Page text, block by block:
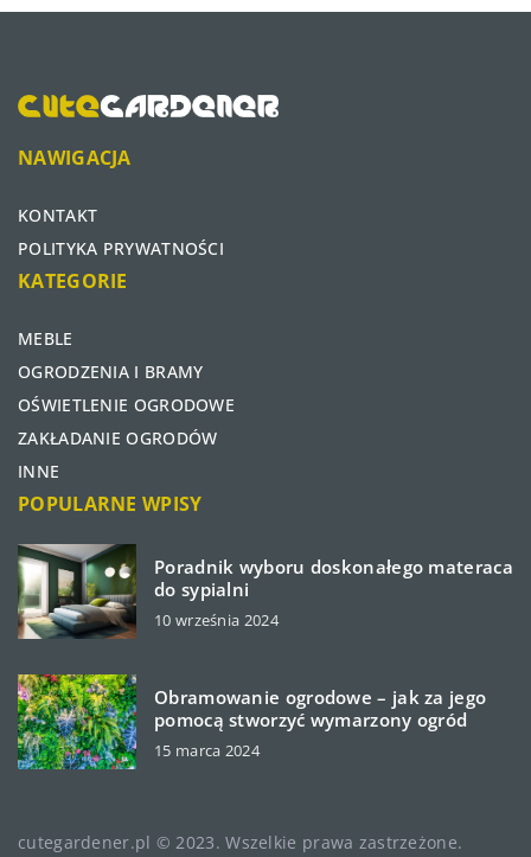
NAWIGACJA
KONTAKT
POLITYKA PRYWATNOŚCI
KATEGORIE
MEBLE
OGRODZENIA I BRAMY
OŚWIETLENIE OGRODOWE
ZAKŁADANIE OGRODÓW
INNE
POPULARNE WPISY
Poradnik wyboru doskonałego materaca
do sypialni
10 września 2024
Obramowanie ogrodowe – jak za jego
pomocą stworzyć wymarzony ogród
15 marca 2024
cutegardener.pl © 2023. Wszelkie prawa zastrzeżone.